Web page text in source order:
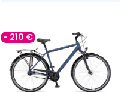
- 210 €